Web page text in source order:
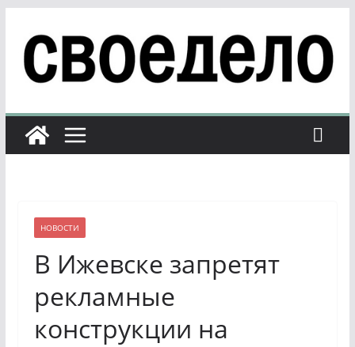
содержимому
НОВОСТИ
В Ижевске запретят
рекламные
конструкции на